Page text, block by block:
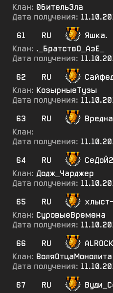
Клан: 0битель3ла
Дата получения:
61
RU
Яшка.
Клан: ._БратствО_АзЕ_
Дата получения:
62
RU
Клан: КозырныеТузы
Дата получения:
63
RU
Клан:
Дата получения:
64
RU
Клан: Додж_Чарджер
Дата получения:
65
RU
Клан: СуровыеВремена
Дата получения:
66
RU
ALROCK
Клан: ВоляОтцаМонолита
Дата получения:
67
RU